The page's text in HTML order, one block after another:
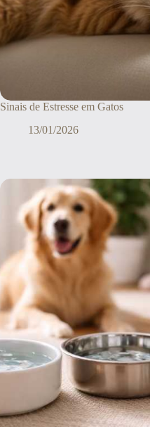
Sinais de Estresse em Gatos
13/01/2026